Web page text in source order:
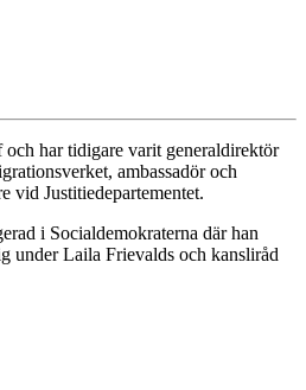
har tidigare varit generaldirektör
ambassadör och
vid Justitiedepartementet.
i Socialdemokraterna där han
under Laila Frievalds och kansliråd